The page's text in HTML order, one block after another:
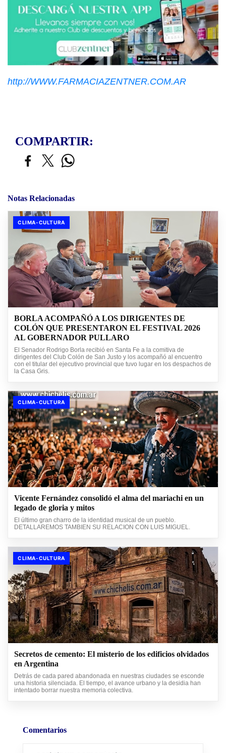
http://WWW.FARMACIAZENTNER.COM.AR
COMPARTIR:
Notas Relacionadas
CLIMA-CULTURA
BORLA ACOMPAÑÓ A LOS DIRIGENTES DE
COLÓN QUE PRESENTARON EL FESTIVAL 2026
AL GOBERNADOR PULLARO
El Senador Rodrigo Borla recibió en Santa Fe a la comitiva de
dirigentes del Club Colón de San Justo y los acompañó al encuentro
con el titular del ejecutivo provincial que tuvo lugar en los despachos de
la Casa Gris.
CLIMA-CULTURA
Vicente Fernández consolidó el alma del mariachi en un
legado de gloria y mitos
El último gran charro de la identidad musical de un pueblo.
DETALLAREMOS TAMBIEN SU RELACION CON LUIS MIGUEL.
CLIMA-CULTURA
Secretos de cemento: El misterio de los edificios olvidados
en Argentina
Detrás de cada pared abandonada en nuestras ciudades se esconde
una historia silenciada. El tiempo, el avance urbano y la desidia han
intentado borrar nuestra memoria colectiva.
Comentarios